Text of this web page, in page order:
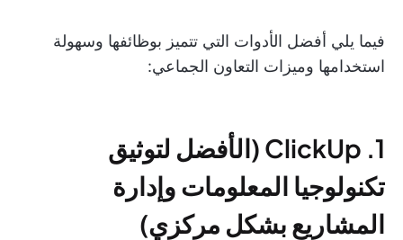
فيما يلي أفضل الأدوات التي تتميز بوظائفها وسهولة
استخدامها وميزات التعاون الجماعي:
1. ClickUp (الأفضل لتوثيق
تكنولوجيا المعلومات وإدارة
المشاريع بشكل مركزي)